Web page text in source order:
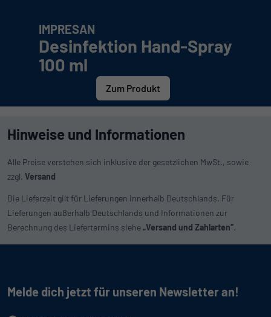
IMPRESAN
Desinfektion Hand-Spray
100 ml
Zum Produkt
Hinweise und Informationen
Alle Preise verstehen sich inklusive der gesetzlichen MwSt., sowie
zzgl. Versand
Die Lieferzeit gilt für Lieferungen innerhalb Deutschlands. Für
Lieferungen außerhalb Deutschlands und Informationen zur
Berechnung des Liefertermins siehe„Versand und Zahlarten“.
Melde dich jetzt für unseren Newsletter an!